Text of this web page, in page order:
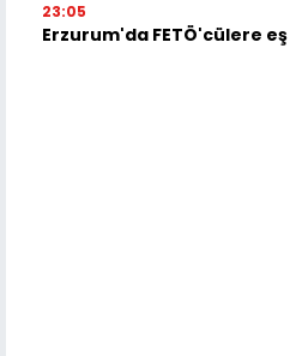
23:05
Erzurum'da FETÖ'cülere